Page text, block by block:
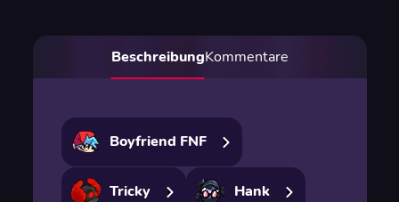
BeschreibungKommentare
Boyfriend FNF
Tricky Hank